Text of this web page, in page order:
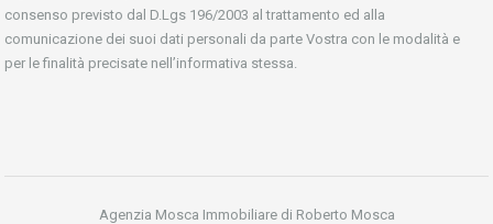
consenso previsto dal D.Lgs 196/2003 al trattamento ed alla
comunicazione dei suoi dati personali da parte Vostra con le modalità e
per le finalità precisate nell’informativa stessa.
Agenzia Mosca Immobiliare di Roberto Mosca